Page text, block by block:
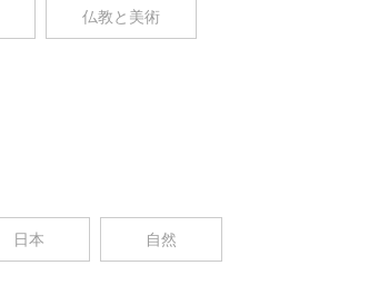
仏教と美術
日本 自然